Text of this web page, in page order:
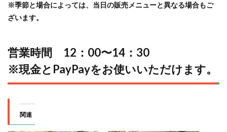
※季節と場合によっては、当日の販売メニューと異なる場合もご
ざいます。
営業時間 12：00〜14：30
※現金とPayPayをお使いいただけます。
関連